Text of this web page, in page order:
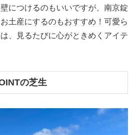
につけるのもいいですが、南京錠
土産にするのもおすすめ！可愛ら
、見るたびに心がときめくアイテ
の芝生